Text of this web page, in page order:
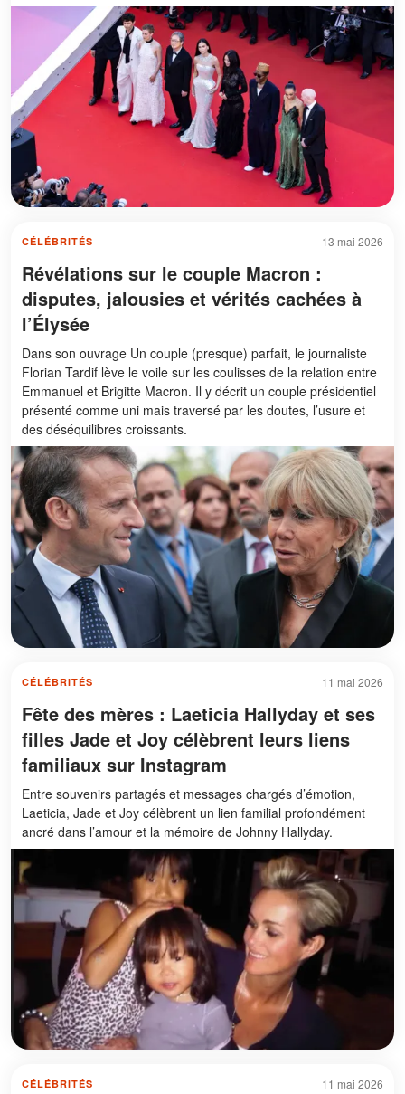
13 mai 2026
CÉLÉBRITÉS
Révélations sur le couple Macron :
disputes, jalousies et vérités cachées à
l’Élysée
Dans son ouvrage Un couple (presque) parfait, le journaliste
Florian Tardif lève le voile sur les coulisses de la relation entre
Emmanuel et Brigitte Macron. Il y décrit un couple présidentiel
présenté comme uni mais traversé par les doutes, l’usure et
des déséquilibres croissants.
11 mai 2026
CÉLÉBRITÉS
Fête des mères : Laeticia Hallyday et ses
filles Jade et Joy célèbrent leurs liens
familiaux sur Instagram
Entre souvenirs partagés et messages chargés d’émotion,
Laeticia, Jade et Joy célèbrent un lien familial profondément
ancré dans l’amour et la mémoire de Johnny Hallyday.
11 mai 2026
CÉLÉBRITÉS